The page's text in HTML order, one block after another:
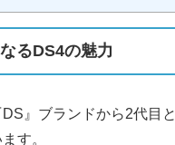
るDS4の魅力
』ブランドから2代目
す。